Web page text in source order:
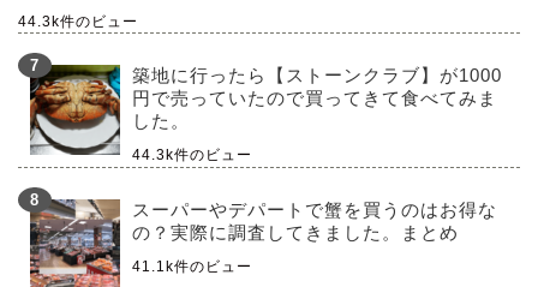
44.3k件のビュー
築地に行ったら【ストーンクラブ】が1000
円で売っていたので買ってきて食べてみま
した。
44.3k件のビュー
スーパーやデパートで蟹を買うのはお得な
の？実際に調査してきました。まとめ
41.1k件のビュー